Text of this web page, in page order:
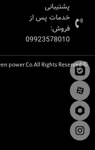
پشتیبانی
خدمات پس از
فروش:
09923578010